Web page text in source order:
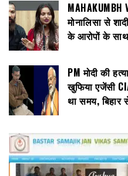
MAHAKUMBH
मोनालिसा से
के आरोपों के साथ
PM मोदी की
खुफिया एजेंसी
था समय, बिहार